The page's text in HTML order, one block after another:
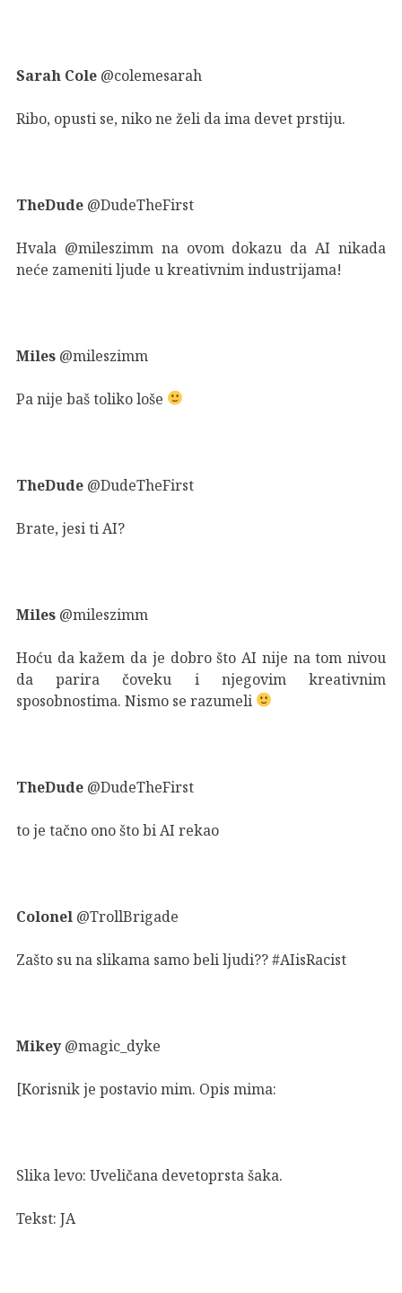
Sarah Cole @colemesarah
Ribo, opusti se, niko ne želi da ima devet prstiju.
TheDude @DudeTheFirst
Hvala @mileszimm na ovom dokazu da AI nikada
neće zameniti ljude u kreativnim industrijama!
Miles @mileszimm
Pa nije baš toliko loše
TheDude @DudeTheFirst
Brate, jesi ti AI?
Miles @mileszimm
Hoću da kažem da je dobro što AI nije na tom nivou
da parira čoveku i njegovim kreativnim
sposobnostima. Nismo se razumeli
TheDude @DudeTheFirst
to je tačno ono što bi AI rekao
Colonel @TrollBrigade
Zašto su na slikama samo beli ljudi?? #AIisRacist
Mikey@magic_dyke
[Korisnik je postavio mim. Opis mima:
Slika levo: Uveličana devetoprsta šaka.
Tekst: JA